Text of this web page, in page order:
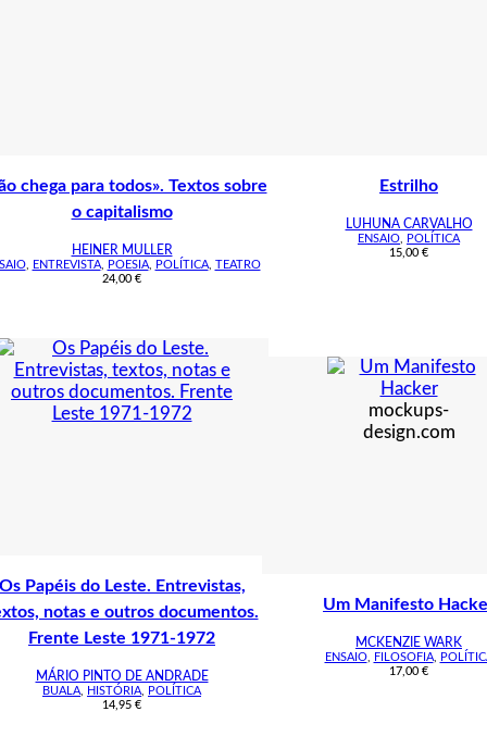
chega para todos». Textos sobre
o capitalismo
HEINER MULLER
, ENTREVISTA, POESIA, POLÍTICA, TEATRO
24,00 €
Estrilho
LUHUNA CARVALHO
ENSAIO
POLÍTICA
15,00 €
Papéis do Leste. Entrevistas,
notas e outros documentos.
Frente Leste 1971-1972
MÁRIO PINTO DE ANDRADE
BUALA HISTÓRIA
POLÍTICA
14,95 €
mockups-
design.com
Um Manifesto
MCKENZIE WARK
ENSAIO, FILOSOFIA,
17,00 €